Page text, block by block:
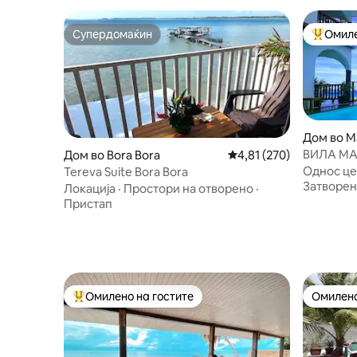
Супердомаќин
Супердомаќин
Дом во Bora Bora Просечна оцена: 4,81
4,81 (270)
Tereva Suite Bora Bora
Локација · Простори на отворено ·
Пристап
Меѓу
Дом во
ВИЛА МАРОЕ (Горен
Однос
Меѓу најуспешните „Омилени на гостите“
Омилено на гостите